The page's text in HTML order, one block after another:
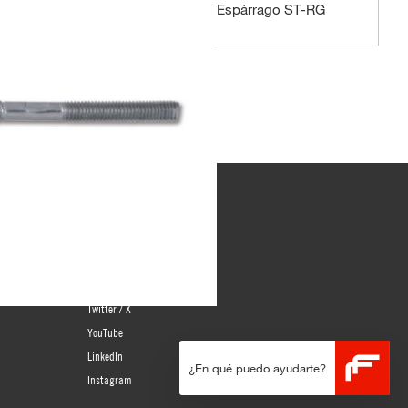
Espárrago ST-RG
Twitter / X
YouTube
LinkedIn
Instagram
¿En qué puedo ayudarte?